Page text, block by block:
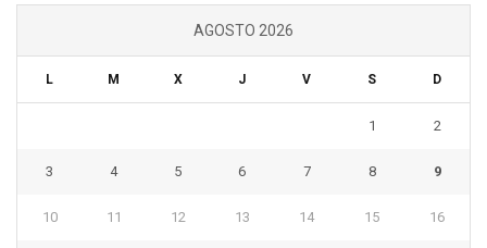
AGOSTO 2026
L M X J V S D
1 2
3 4 5 6 7 8 9
10 11 12 13 14 15 16